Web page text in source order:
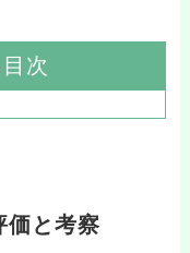
次
価と考察